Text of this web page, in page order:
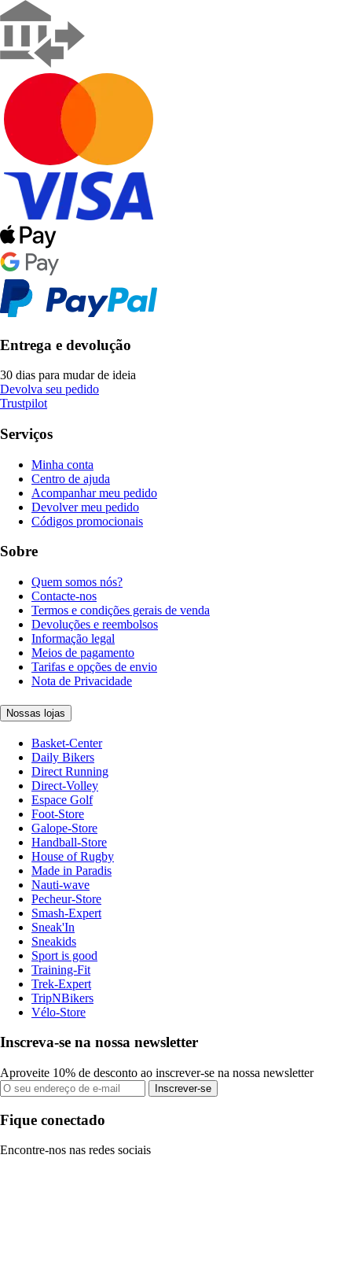
Entrega e devolução
30 dias para mudar de ideia
Devolva seu pedido
Trustpilot
Serviços
Minha conta
Centro de ajuda
Acompanhar meu pedido
Devolver meu pedido
Códigos promocionais
Sobre
Quem somos nós?
Contacte-nos
Termos e condições gerais de venda
Devoluções e reembolsos
Informação legal
Meios de pagamento
Tarifas e opções de envio
Nota de Privacidade
Nossas lojas
Basket-Center
Daily Bikers
Direct Running
Direct-Volley
Espace Golf
Foot-Store
Galope-Store
Handball-Store
House of Rugby
Made in Paradis
Nauti-wave
Pecheur-Store
Smash-Expert
Sneak'In
Sneakids
Sport is good
Training-Fit
Trek-Expert
TripNBikers
Vélo-Store
Inscreva-se na nossa newsletter
Aproveite 10% de desconto ao inscrever-se na nossa newsletter
Inscrever-se
Fique conectado
Encontre-nos nas redes sociais